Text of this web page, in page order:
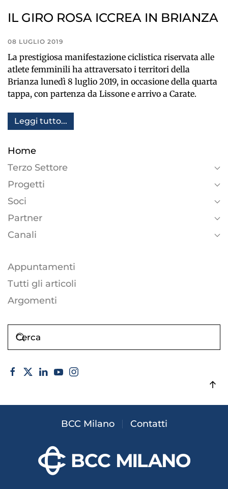
IL GIRO ROSA ICCREA IN BRIANZA
08 LUGLIO 2019
La prestigiosa manifestazione ciclistica riservata alle
atlete femminili ha attraversato i territori della
Brianza lunedì 8 luglio 2019, in occasione della quarta
tappa, con partenza da Lissone e arrivo a Carate.
Leggi tutto...
Home
Terzo Settore
Progetti
Soci
Partner
Canali
Appuntamenti
Tutti gli articoli
Argomenti
BCC Milano Contatti